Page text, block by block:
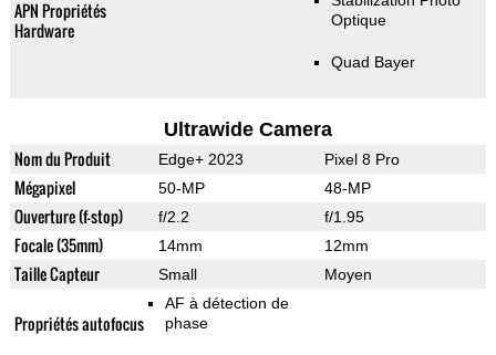
APN Propriétés
Hardware
Optique
Quad Bayer
Ultrawide Camera
Nom du Produit Edge+ 2023 Pixel 8 Pro
Mégapixel 50-MP 48-MP
Ouverture (f-stop) f/2.2 f/1.95
Focale (35mm) 14mm 12mm
Taille Capteur Small Moyen
Propriétés autofocus
AF à détection de
phase